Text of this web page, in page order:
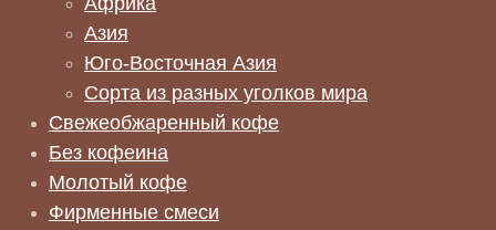
Азия
Юго-Восточная Азия
Сорта из разных уголков мира
Свежеобжаренный кофе
Без кофеина
Молотый кофе
Фирменные смеси